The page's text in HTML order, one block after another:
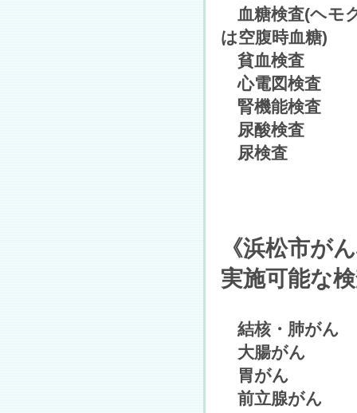
血糖検査(ヘモ
は空腹時血糖)
貧血検査
心電図検査
腎機能検査
尿酸検査
尿検査
《浜松市が
実施可能な
結核・肺がん
大腸がん
胃がん (35
前立腺がん